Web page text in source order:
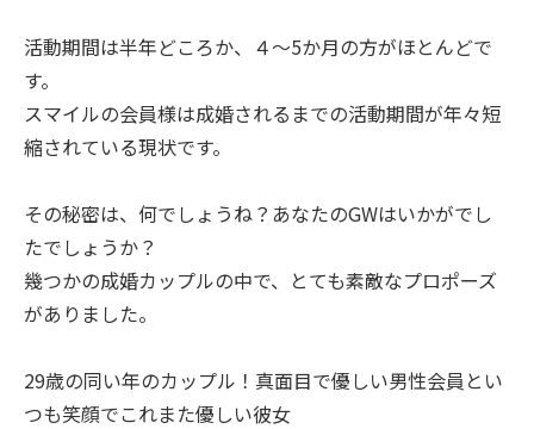
活動期間は半年どころか、４～5か月の方がほとんどで
す。
スマイルの会員様は成婚されるまでの活動期間が年々短
縮されている現状です。
その秘密は、何でしょうね？あなたのGWはいかがでし
たでしょうか？
幾つかの成婚カップルの中で、とても素敵なプロポーズ
がありました。
29歳の同い年のカップル！真面目で優しい男性会員とい
つも笑顔でこれまた優しい彼女